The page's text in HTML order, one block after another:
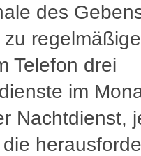
des
Telefon drei
im
Nachtdienst,